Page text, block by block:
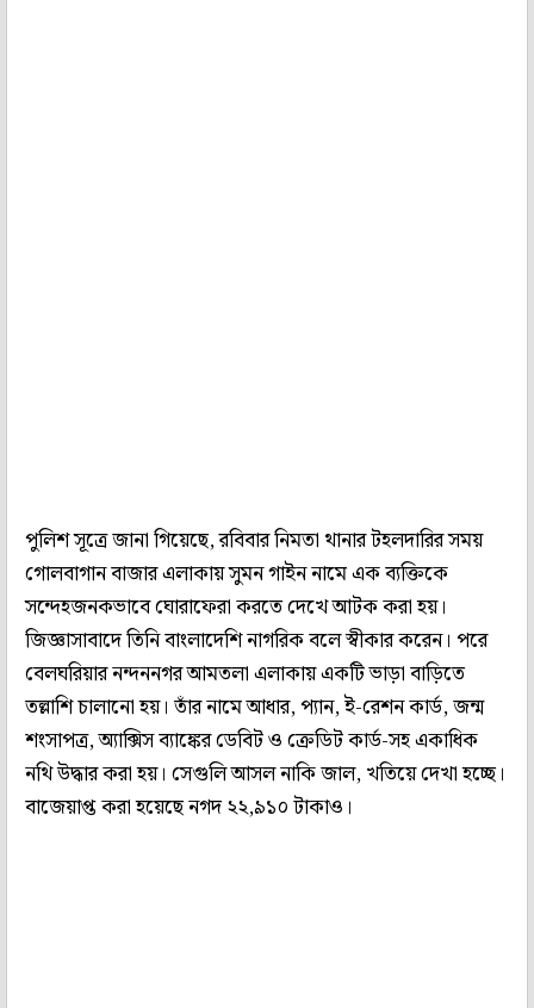
পুলিশ সূত্রে জানা গিয়েছে, রবিবার নিমতা থানার টহলদারির সময়
গোলবাগান বাজার এলাকায় সুমন গাইন নামে এক ব্যক্তিকে
সন্দেহজনকভাবে ঘোরাফেরা করতে দেখে আটক করা হয়।
জিজ্ঞাসাবাদে তিনি বাংলাদেশি নাগরিক বলে স্বীকার করেন। পরে
বেলঘরিয়ার নন্দননগর আমতলা এলাকায় একটি ভাড়া বাড়িতে
তল্লাশি চালানো হয়। তাঁর নামে আধার, প্যান, ই-রেশন কার্ড, জন্ম
শংসাপত্র, অ্যাক্সিস ব্যাঙ্কের ডেবিট ও ক্রেডিট কার্ড-সহ একাধিক
নথি উদ্ধার করা হয়। সেগুলি আসল নাকি জাল, খতিয়ে দেখা হচ্ছে।
বাজেয়াপ্ত করা হয়েছে নগদ ২২,৯১০ টাকাও।